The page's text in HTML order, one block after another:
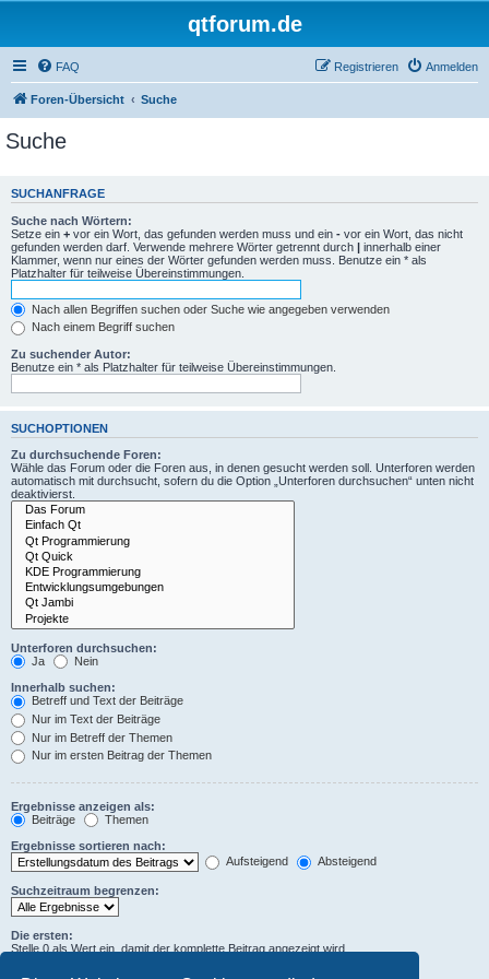
qtforum.de
FAQ Anmelden
Registrieren
Foren-Übersicht Suche
Suche
SUCHANFRAGE
Suche nach Wörtern:
Setze ein + vor ein Wort, das gefunden werden muss und ein - vor ein Wort, das nicht
gefunden werden darf. Verwende mehrere Wörter getrennt durch | innerhalb einer
Klammer, wenn nur eines der Wörter gefunden werden muss. Benutze ein * als
Platzhalter für teilweise Übereinstimmungen.
Nach allen Begriffen suchen oder Suche wie angegeben verwenden
Nach einem Begriff suchen
Zu suchender Autor:
Benutze ein * als Platzhalter für teilweise Übereinstimmungen.
SUCHOPTIONEN
Zu durchsuchende Foren:
Wähle das Forum oder die Foren aus, in denen gesucht werden soll. Unterforen werden
automatisch mit durchsucht, sofern du die Option „Unterforen durchsuchen“ unten nicht
deaktivierst.
Unterforen durchsuchen:
Ja
Nein
Innerhalb suchen:
Betreff und Text der Beiträge
Nur im Text der Beiträge
Nur im Betreff der Themen
Nur im ersten Beitrag der Themen
Ergebnisse anzeigen als:
Beiträge
Themen
Ergebnisse sortieren nach:
Aufsteigend
Absteigend
Suchzeitraum begrenzen:
Die ersten:
Stelle 0 als Wert ein, damit der komplette Beitrag angezeigt wird.